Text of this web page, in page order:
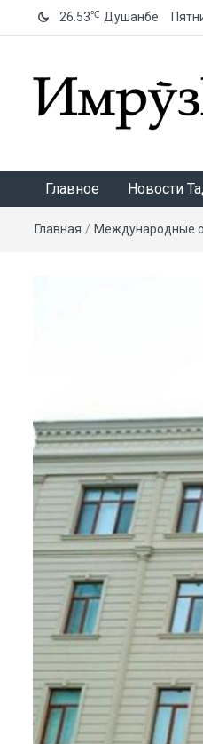
26.53℃ Душанбе
Главное Новости
Главная / Международные